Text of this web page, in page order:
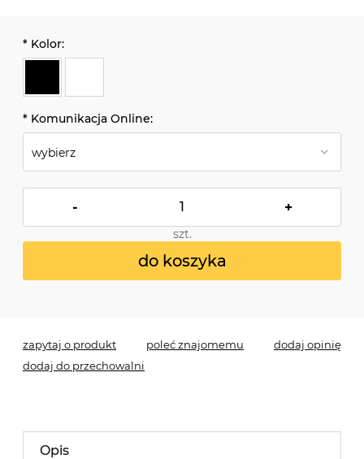
* Kolor:
* Komunikacja Online:
- +
szt.
do koszyka
zapytaj o produkt poleć znajomemu
dodaj opinię
dodaj do przechowalni
Opis